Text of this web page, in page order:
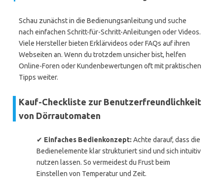
Schau zunächst in die Bedienungsanleitung und suche
nach einfachen Schritt-für-Schritt-Anleitungen oder Videos.
Viele Hersteller bieten Erklärvideos oder FAQs auf ihren
Webseiten an. Wenn du trotzdem unsicher bist, helfen
Online-Foren oder Kundenbewertungen oft mit praktischen
Tipps weiter.
Kauf-Checkliste zur Benutzerfreundlichkeit
von Dörrautomaten
✔ Einfaches Bedienkonzept: Achte darauf, dass die
Bedienelemente klar strukturiert sind und sich intuitiv
nutzen lassen. So vermeidest du Frust beim
Einstellen von Temperatur und Zeit.